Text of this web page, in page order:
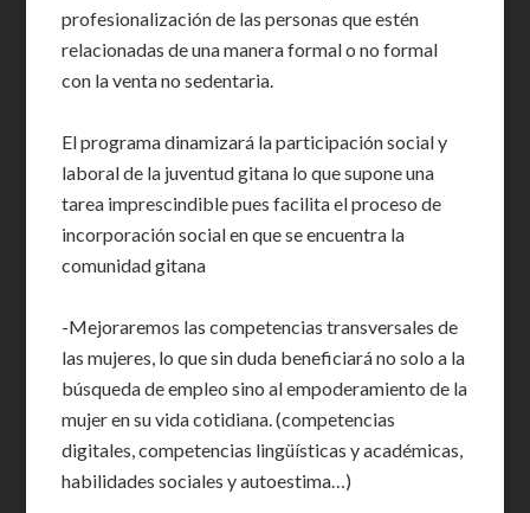
profesionalización de las personas que estén
relacionadas de una manera formal o no formal
con la venta no sedentaria.
El programa dinamizará la participación social y
laboral de la juventud gitana lo que supone una
tarea imprescindible pues facilita el proceso de
incorporación social en que se encuentra la
comunidad gitana
-Mejoraremos las competencias transversales de
las mujeres, lo que sin duda beneficiará no solo a la
búsqueda de empleo sino al empoderamiento de la
mujer en su vida cotidiana. (competencias
digitales, competencias lingüísticas y académicas,
habilidades sociales y autoestima…)